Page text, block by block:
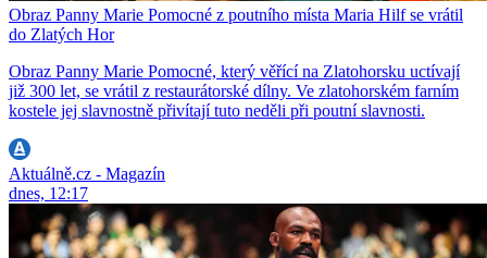
Obraz Panny Marie Pomocné z poutního místa Maria Hilf se vrátil
do Zlatých Hor
Obraz Panny Marie Pomocné, který věřící na Zlatohorsku uctívají
již 300 let, se vrátil z restaurátorské dílny. Ve zlatohorském farním
kostele jej slavnostně přivítají tuto neděli při poutní slavnosti.
Aktuálně.cz - Magazín
dnes, 12:17